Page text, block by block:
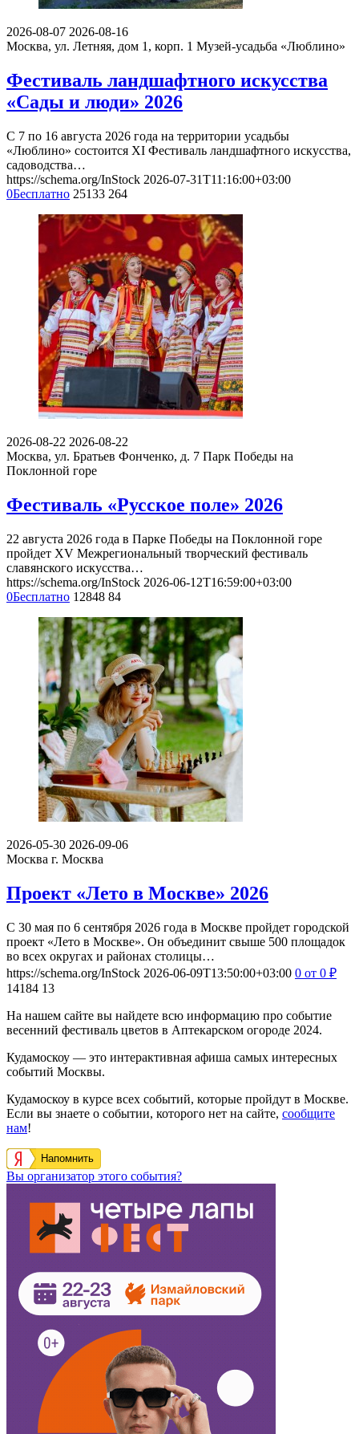
2026-08-07 2026-08-16
Москва, ул. Летняя, дом 1, корп. 1 Музей-усадьба «Люблино»
Фестиваль ландшафтного искусства
«Сады и люди» 2026
С 7 по 16 августа 2026 года на территории усадьбы
«Люблино» состоится XI Фестиваль ландшафтного искусства,
садоводства…
https://schema.org/InStock 2026-07-31T11:16:00+03:00
0Бесплатно 25133 264
2026-08-22 2026-08-22
Москва, ул. Братьев Фонченко, д. 7 Парк Победы на
Поклонной горе
Фестиваль «Русское поле» 2026
22 августа 2026 года в Парке Победы на Поклонной горе
пройдет XV Межрегиональный творческий фестиваль
славянского искусства…
https://schema.org/InStock 2026-06-12T16:59:00+03:00
0Бесплатно 12848 84
2026-05-30 2026-09-06
Москва г. Москва
Проект «Лето в Москве» 2026
С 30 мая по 6 сентября 2026 года в Москве пройдет городской
проект «Лето в Москве». Он объединит свыше 500 площадок
во всех округах и районах столицы…
https://schema.org/InStock 2026-06-09T13:50:00+03:00 0 от 0 ₽
14184 13
На нашем сайте вы найдете всю информацию про событие
весенний фестиваль цветов в Аптекарском огороде 2024.
Кудамоскоу — это интерактивная афиша самых интересных
событий Москвы.
Кудамоскоу в курсе всех событий, которые пройдут в Москве.
Если вы знаете о событии, которого нет на сайте, сообщите
нам!
Напомнить
Вы организатор этого события?